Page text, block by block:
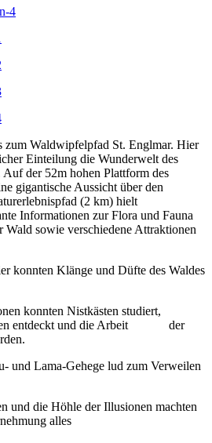
zum Waldwipfelpfad St. Englmar. Hier
Einteilung die Wunderwelt des
der 52m hohen Plattform des
gigantische Aussicht über den
(2 km) hielt
Informationen zur Flora und Fauna
Wald sowie verschiedene Attraktionen
Klänge und Düfte des Waldes
konnten Nistkästen studiert,
entdeckt und die Arbeit der
Lama-Gehege lud zum Verweilen
die Höhle der Illusionen machten
alles